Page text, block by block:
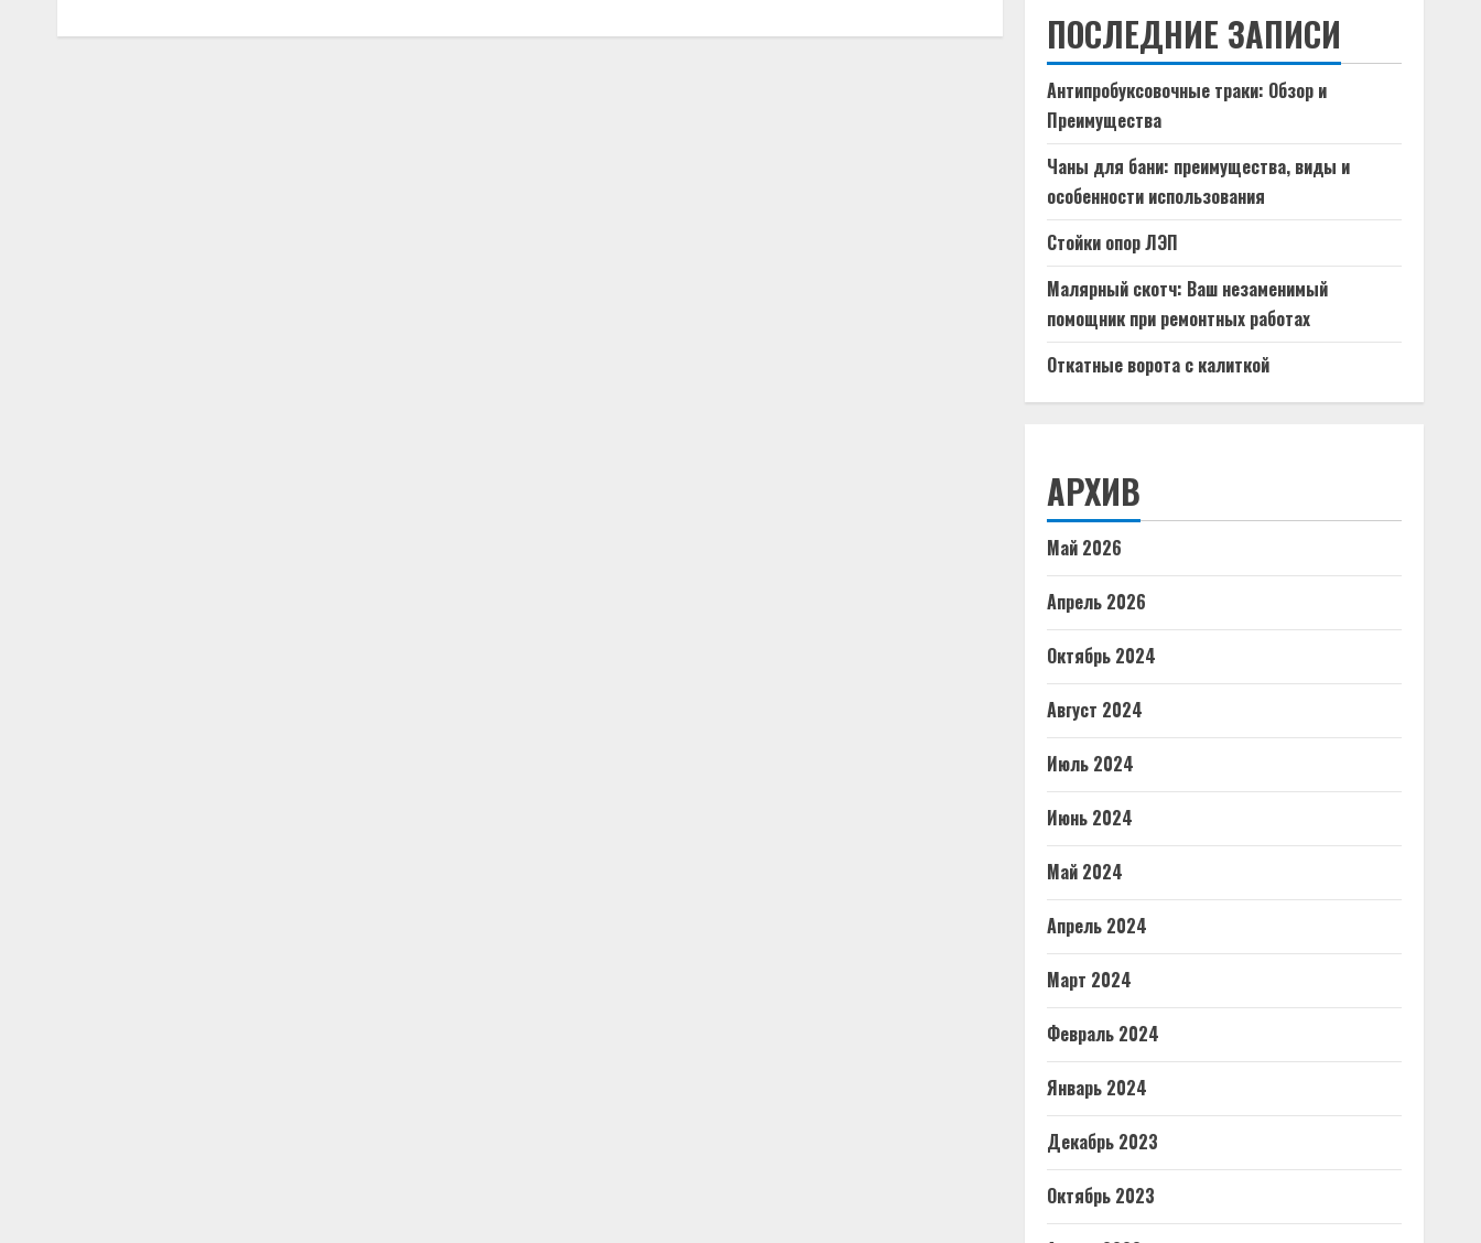
ПОСЛЕДНИЕ ЗАПИСИ
Антипробуксовочные траки: Обзор и
Преимущества
Чаны для бани: преимущества, виды и
особенности использования
Стойки опор ЛЭП
Малярный скотч: Ваш незаменимый
помощник при ремонтных работах
Откатные ворота с калиткой
АРХИВ
Май 2026
Апрель 2026
Октябрь 2024
Август 2024
Июль 2024
Июнь 2024
Май 2024
Апрель 2024
Март 2024
Февраль 2024
Январь 2024
Декабрь 2023
Октябрь 2023